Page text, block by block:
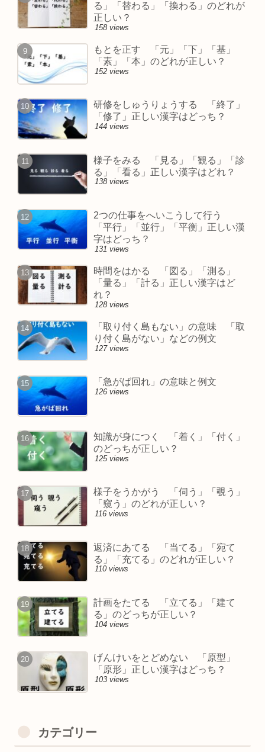
る」「替わる」「換わる」のどれが
正しい？
158 views
もとを正す 「元」「下」「基」
「素」「本」のどれが正しい？
152 views
研修をしゅうりょうする 「終了」
「修了」正しい漢字はどっち？
144 views
様子をみる 「見る」「観る」「診
る」「看る」正しい漢字はどれ？
138 views
2つの仕事をへいこうして行う
「平行」「並行」「平衡」正しい漢
字はどっち？
131 views
時間をはかる 「図る」「測る」
「量る」「計る」正しい漢字はど
れ？
128 views
「取り付く島もない」の意味 「取
り付く島がない」などの例文
127 views
「急がば回れ」の意味と例文
126 views
知識が身につく 「着く」「付く」
のどっちが正しい？
125 views
様子をうかがう 「伺う」「覗う」
「窺う」のどれが正しい？
116 views
返済にあてる 「当てる」「宛て
る」「充てる」のどれが正しい？
110 views
計画をたてる 「立てる」「建て
る」のどっちが正しい？
104 views
げんけいをとどめない 「原型」
「原形」正しい漢字はどっち？
103 views
カテゴリー